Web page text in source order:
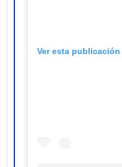
Ver esta